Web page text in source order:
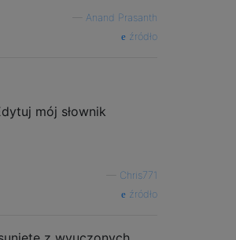
Anand Prasanth
źródło
mój słownik
Chris771
źródło